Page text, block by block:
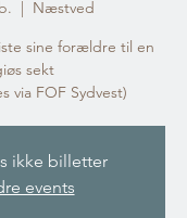
  |
Næstved
sine forældre til en
sekt
via FOF Sydvest)
ikke billetter
events